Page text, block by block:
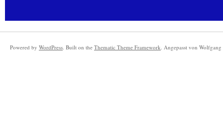
Powered by WordPress. Built on the Thematic Theme Framework. Angepasst von